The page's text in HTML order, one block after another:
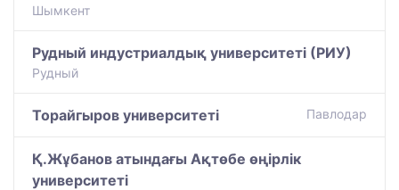
Шымкент
Рудный индустриалдық университеті (РИУ)
Рудный
Торайгыров университеті Павлодар
Қ.Жұбанов атындағы Ақтөбе өңірлік
университеті